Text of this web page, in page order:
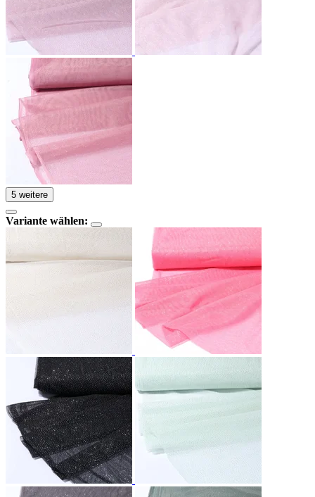
5 weitere
Variante wählen: